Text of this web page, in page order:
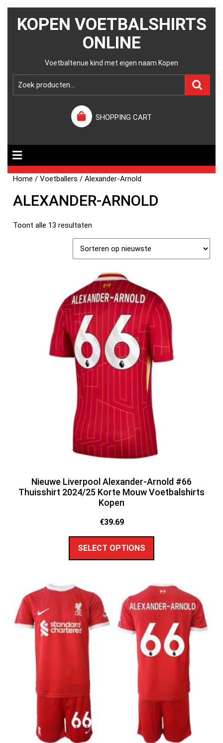
KOPEN VOETBALSHIRTS
ONLINE
Voetbaltenue kind met eigen naam Kopen
SHOPPING CART
Home /Voetballers / Alexander-Arnold
ALEXANDER-ARNOLD
Toont alle 13 resultaten
Nieuwe Liverpool Alexander-Arnold #66
Thuisshirt 2024/25 Korte Mouw Voetbalshirts
Kopen
€39.69
SELECT OPTIONS